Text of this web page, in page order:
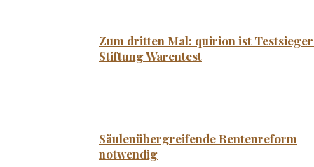
Zum dritten Mal: quirion ist
Stiftung Warentest
Säulenübergreifende Rentenreform
notwendig